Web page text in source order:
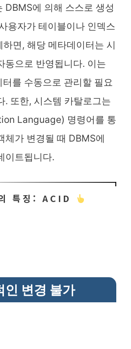
DBMS에 의해 스스로 생성
용자가 테이블이나 인덱스
면, 해당 메타데이터는 시
동으로 반영됩니다. 이는
를 수동으로 관리할 필요
. 또한, 시스템 카탈로그는
Language) 명령어를 통
체가 변경될 때 DBMS에
이트됩니다.
특징: ACID
인 변경 불가